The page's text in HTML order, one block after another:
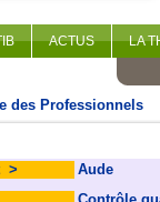
ACTUS LA
des Professionnels
>
Aude